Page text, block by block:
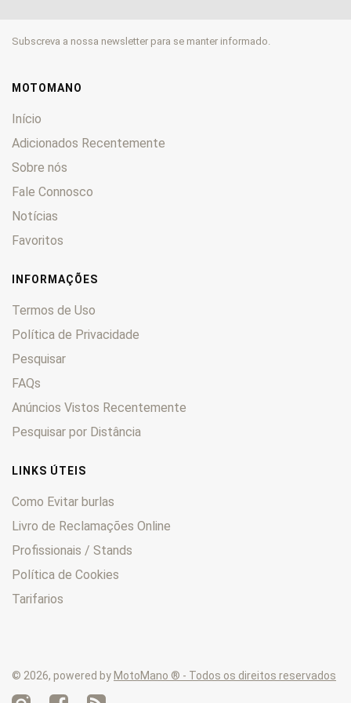
Florida 0
Griso 0
GTV 0
Lario
Le Mans
Lodola
Mille
Norge 0
Nuovo 0
Quota 0
SP 0
Stelvio 0
Stornello 0
Targa 0
V7 0
V85 0
Zigolo 0
Subscreva a nossa newsletter para se manter informado.
MOTOMANO
Início
Adicionados Recentemente
Sobre nós
Fale Connosco
Notícias
Favoritos
INFORMAÇÕES
Termos de Uso
Política de Privacidade
Pesquisar
FAQs
Anúncios Vistos Recentemente
Pesquisar por Distância
LINKS ÚTEIS
Como Evitar burlas
Livro de Reclamações Online
Profissionais / Stands
Política de Cookies
Tarifarios
© 2026, powered by MotoMano ® - Todos os direitos reservados